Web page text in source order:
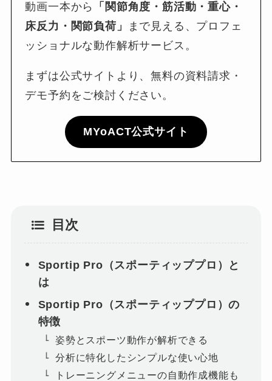
動画一本から
「関節角度・筋活動・重心・
床反力・関節負荷」
まで見える、プロフェ
ッショナルな動作解析サービス。
まずは公式サイトより、無料の資料請求・
デモ予約をご検討ください。
MYoACT公式サイト
目次
Sportip Pro（スポーティッププロ）と
は
Sportip Pro（スポーティッププロ）の
特徴
姿勢とスポーツ動作が解析できる
分析に特化したシンプルな使い心地
トレーニングメニューの自動作成機能も